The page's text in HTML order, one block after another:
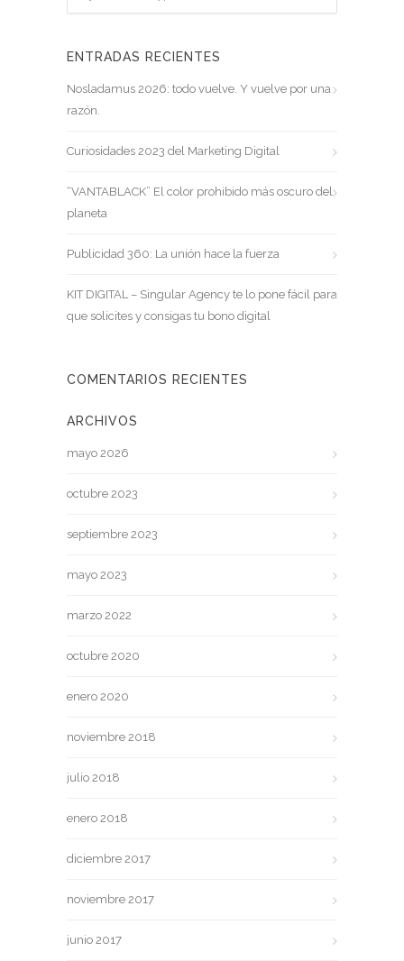
ENTRADAS RECIENTES
Nosladamus 2026: todo vuelve. Y vuelve por una
razón.
Curiosidades 2023 del Marketing Digital
“VANTABLACK” El color prohibido más oscuro del
planeta
Publicidad 360: La unión hace la fuerza
KIT DIGITAL – Singular Agency te lo pone fácil para
que solicites y consigas tu bono digital
COMENTARIOS RECIENTES
ARCHIVOS
mayo 2026
octubre 2023
septiembre 2023
mayo 2023
marzo 2022
octubre 2020
enero 2020
noviembre 2018
julio 2018
enero 2018
diciembre 2017
noviembre 2017
junio 2017